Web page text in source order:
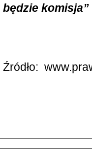
będzie
Źródło: